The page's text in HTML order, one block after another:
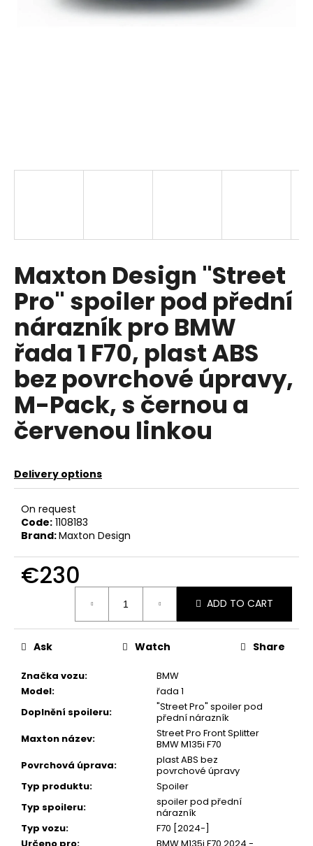
Maxton Design "Street
Pro" spoiler pod přední
nárazník pro BMW
řada 1 F70, plast ABS
bez povrchové úpravy,
M-Pack, s černou a
červenou linkou
Delivery options
On request
Code: 1108183
Brand:Maxton Design
€230
ADD TO CART
Značka vozu:
BMW
Model:
řada 1
Doplnění spoileru:
"Street Pro" spoiler pod
přední nárazník
Maxton název:
Street Pro Front Splitter
BMW M135i F70
Povrchová úprava:
plast ABS bez
povrchové úpravy
Typ produktu:
Spoiler
Typ spoileru:
spoiler pod přední
nárazník
Typ vozu:
F70 [2024-]
Určeno pro:
BMW M135i F70 2024 -
Ask Watch Share
e
r
e
c
o
m
m
e
n
d
PERFORMANCE
OSVĚŽOVAČ
VZDUCHU
CHERRY
€4